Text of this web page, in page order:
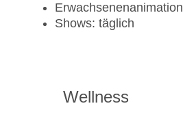
Shows: täglich
Wellness